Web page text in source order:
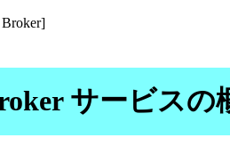
サービス